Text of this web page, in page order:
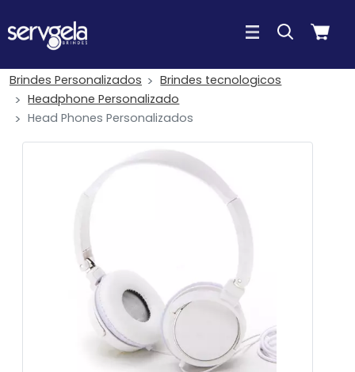
Brindes Personalizados
Brindes tecnologicos
Headphone Personalizado
Head Phones Personalizados